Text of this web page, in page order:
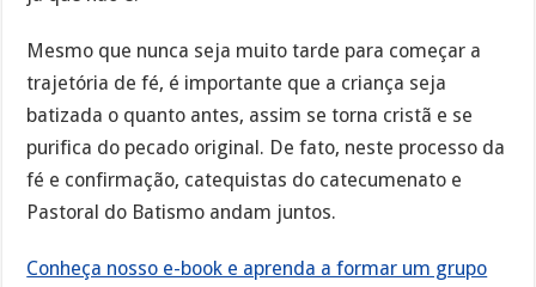
Mesmo que nunca seja muito tarde para começar a
trajetória de fé, é importante que a criança seja
batizada o quanto antes, assim se torna cristã e se
purifica do pecado original. De fato, neste processo da
fé e confirmação, catequistas do catecumenato e
Pastoral do Batismo andam juntos.
Conheça nosso e-book e aprenda a formar um grupo